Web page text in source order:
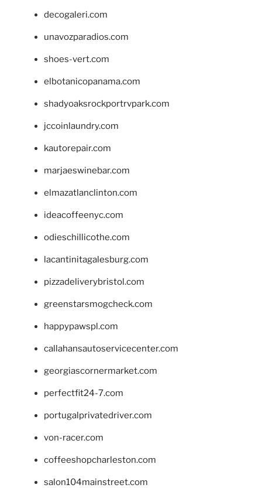
decogaleri.com
unavozparadios.com
shoes-vert.com
elbotanicopanama.com
shadyoaksrockportrvpark.com
jccoinlaundry.com
kautorepair.com
marjaeswinebar.com
elmazatlanclinton.com
ideacoffeenyc.com
odieschillicothe.com
lacantinitagalesburg.com
pizzadeliverybristol.com
greenstarsmogcheck.com
happypawspl.com
callahansautoservicecenter.com
georgiascornermarket.com
perfectfit24-7.com
portugalprivatedriver.com
von-racer.com
coffeeshopcharleston.com
salon104mainstreet.com